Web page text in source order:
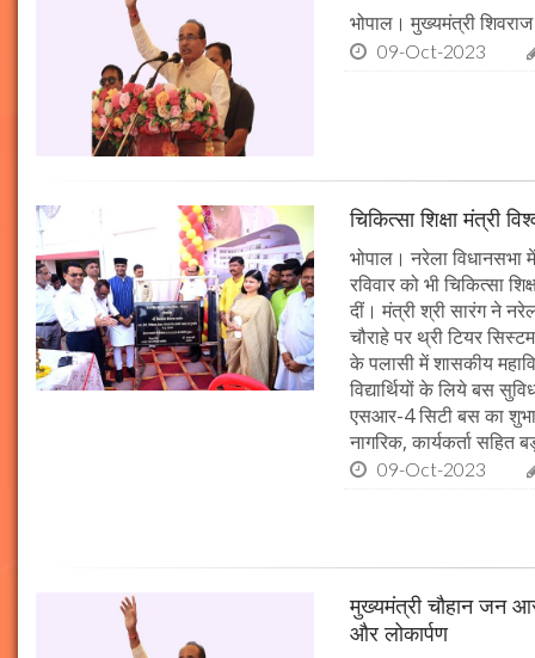
भोपाल। मुख्यमंत्री
09-Oct-2023
चिकित्सा शिक्षा मंत्री
भोपाल। नरेला विधानसभा
रविवार को भी चिकित्सा
दीं। मंत्री श्री सारंग ने
चौराहे पर थ्री टियर
के पलासी में शासकीय
विद्यार्थियों के लिये बस
एसआर-4 सिटी बस का
नागरिक, कार्यकर्ता सहित
09-Oct-2023
मुख्यमंत्री चौहान जन
और लोकार्पण